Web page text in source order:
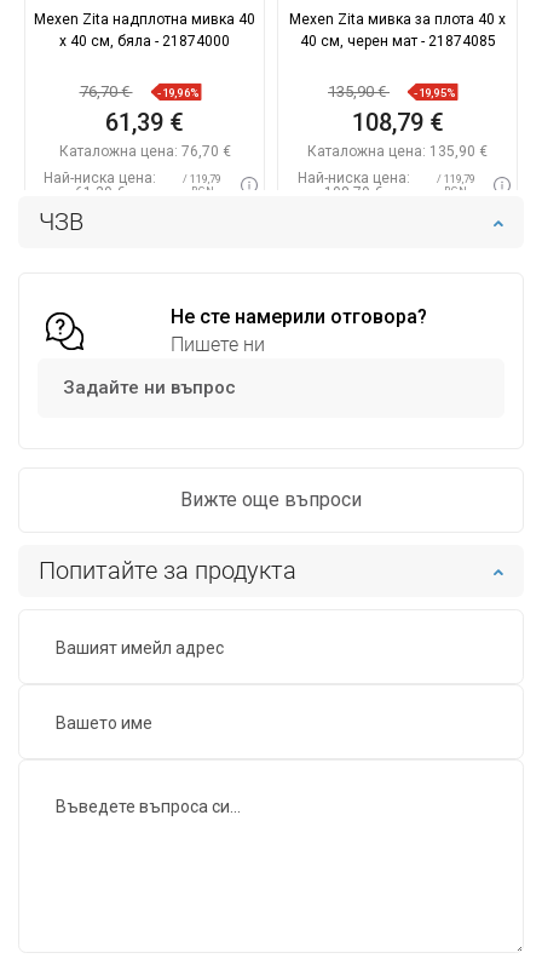
ЧЗВ
Не сте намерили отговора?
Пишете ни
Задайте ни въпрос
Вижте още въпроси
Попитайте за продукта
Mexen Zita надплотна мивка 40
x 40 см, бяла - 21874000
76,70 € -19,96%
61,39 €
Каталожна цена: 76,70 €
Най-ниска цена:
61,39 €
/ 119,79
BGN
Наличност:
favorite_border Любима
Сравнете
Mexen Zita мивка за плота 40 x
40 см, черен мат - 21874085
135,90 € -19,95%
108,79 €
Каталожна цена: 135,90 €
Най-ниска цена:
108,79 €
/ 119,79
BGN
favorite_border
Сравнете